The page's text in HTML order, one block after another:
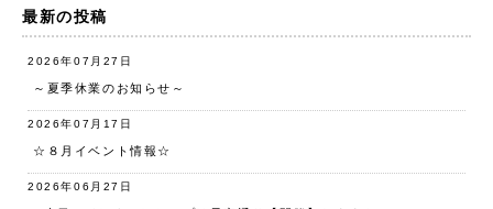
最新の投稿
2026年07月27日
～夏季休業のお知らせ～
2026年07月17日
☆８月イベント情報☆
2026年06月27日